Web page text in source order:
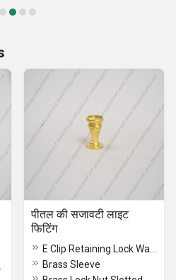
पीतल की सजावटी लाइट
फिटिंग
Brass Sleeve